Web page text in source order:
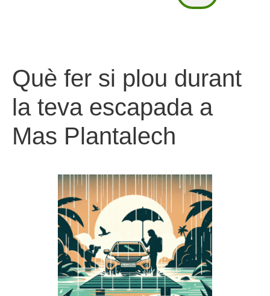
Què fer si plou durant
la teva escapada a
Mas Plantalech